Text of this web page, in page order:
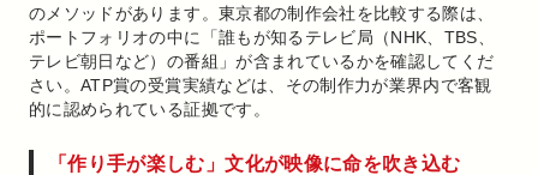
のメソッドがあります。東京都の制作会社を比較する際は、
ポートフォリオの中に「誰もが知るテレビ局（NHK、TBS、
テレビ朝日など）の番組」が含まれているかを確認してくだ
さい。ATP賞の受賞実績などは、その制作力が業界内で客観
的に認められている証拠です。
「作り手が楽しむ」文化が映像に命を吹き込む